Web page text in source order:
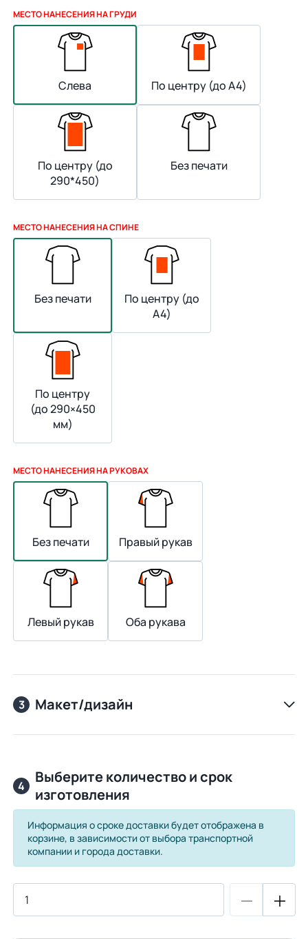
МЕСТО НАНЕСЕНИЯ НА ГРУДИ
Слева По центру (до А4)
По центру (до
290*450)
Без печати
МЕСТО НАНЕСЕНИЯ НА СПИНЕ
Без печати
По центру (до
А4)
По центру
(до 290×450
мм)
МЕСТО НАНЕСЕНИЯ НА РУКОВАХ
Без печати Правый рукав
Левый рукав Оба рукава
3 Макет/дизайн
4
Выберите количество и срок
изготовления
Информация о сроке доставки будет отображена в
корзине, в зависимости от выбора транспортной
компании и города доставки.